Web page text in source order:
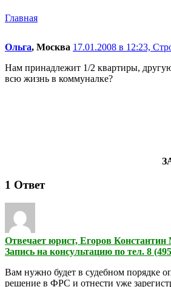
Главная
Ольга, Москва 17.01.2008 в 12:23,
Нам принадлежит 1/2 квартиры,
всю жизнь в коммуналке?
1 Ответ
Отвечает юрист, Егоров
Запись на консультацию по тел. 8
Вам нужно будет в судебном порядке
решение в ФРС и отнести уже